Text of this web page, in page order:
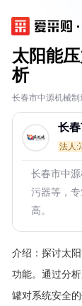
太阳能
析
长春市中源机械制
长
司
法人:
长春市中
污器等，
高。
介绍： 探讨太
功能。通过分
罐对系统安全